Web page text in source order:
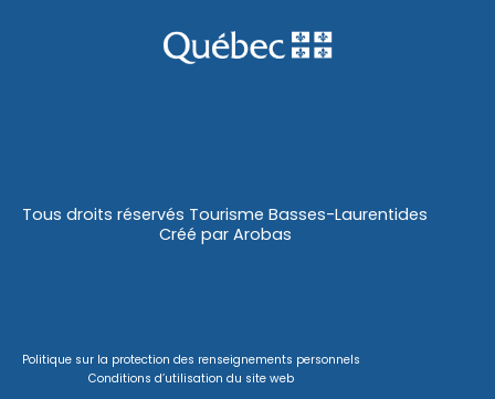
Tous droits réservés Tourisme Basses-Laurentides
Créé par Arobas
Politique sur la protection des renseignements personnels
Conditions d’utilisation du site web